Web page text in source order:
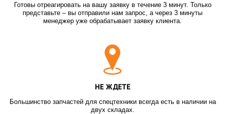
Готовы отреагировать на вашу заявку в течение 3 минут. Только
представьте – вы отправили нам запрос, а через 3 минуты
менеджер уже обрабатывает заявку клиента.
НЕ ЖДЕТЕ
Большинство запчастей для спецтехники всегда есть в наличии на
двух складах.